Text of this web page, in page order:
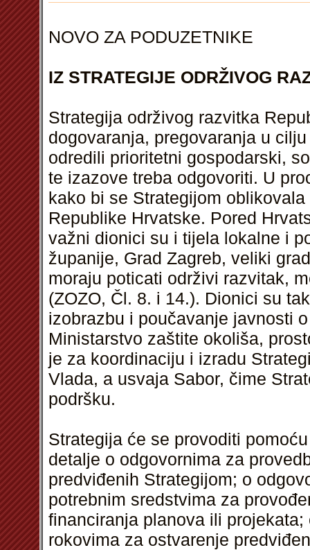
NOVO ZA PODUZETNIKE
IZ STRATEGIJE ODRŽIVOG
Strategija održivog razvitka
dogovaranja, pregovaranja u
odredili prioritetni gospodarski,
te izazove treba odgovoriti. U
kako bi se Strategijom
Republike Hrvatske. Pored
važni dionici su i tijela lokalne i
županije, Grad Zagreb, veliki
moraju poticati održivi razvitak,
(ZOZO, Čl. 8. i 14.). Dionici su
izobrazbu i poučavanje javnosti
Ministarstvo zaštite okoliša,
je za koordinaciju i izradu
Vlada, a usvaja Sabor, čime
podršku.
Strategija će se provoditi
detalje o odgovornima za
predviđenih Strategijom; o
potrebnim sredstvima za
financiranja planova ili
rokovima za ostvarenje